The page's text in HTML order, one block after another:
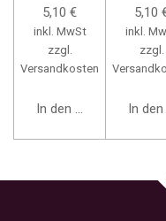
5,10 €
inkl. MwSt
zzgl.
Versandkosten
In den Warenkorb
5,10
inkl.
zzgl.
In den